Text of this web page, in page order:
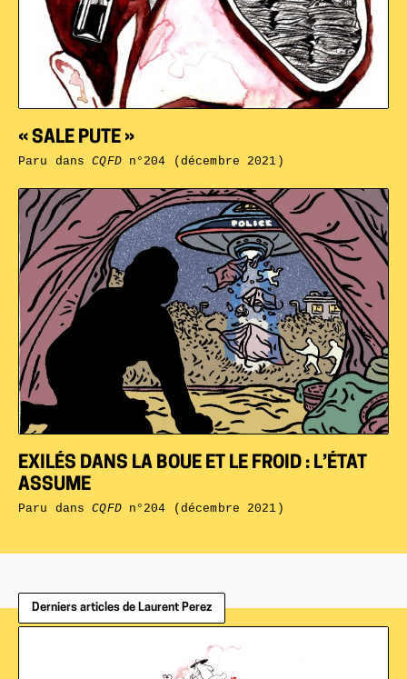
EXILÉS DANS LA BOUE ET LE FROID : L’ÉTAT
ASSUME
Paru dansCQFDn°204 (décembre 2021)
« SALE PUTE »
Paru dansCQFDn°204 (décembre 2021)
Derniers articles de Laurent Perez